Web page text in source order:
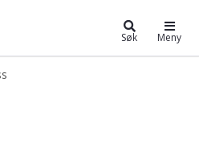
Søk Meny
for fysikk